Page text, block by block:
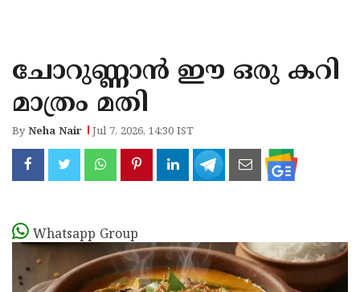
KANNUR
KASARAGOD
ചോറുണ്ണാൻ ഈ ഒരു കറി
മാത്രം മതി
ByNeha Nair Jul 7, 2026, 14:30 IST
Whatsapp Group